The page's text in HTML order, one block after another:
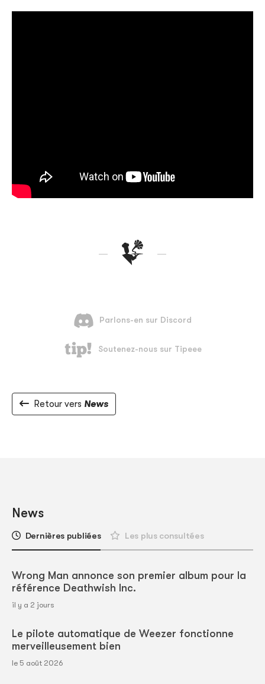
Retour vers News
News
Dernières publiées Les plus consultées
Wrong Man annonce son premier album pour la
référence Deathwish Inc.
il y a 2 jours
Le pilote automatique de Weezer fonctionne
merveilleusement bien
le 5 août 2026